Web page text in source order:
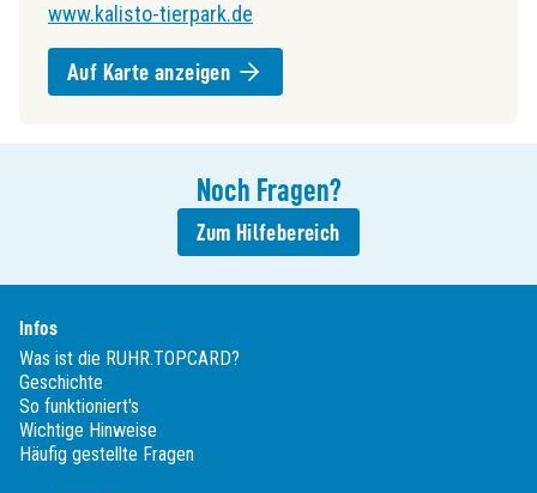
www.kalisto-tierpark.de
Auf Karte anzeigen
Noch Fragen?
Zum Hilfebereich
Infos
Was ist die RUHR.TOPCARD?
Geschichte
So funktioniert's
Wichtige Hinweise
Häufig gestellte Fragen